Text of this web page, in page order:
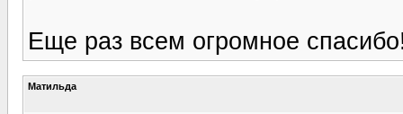
Еще раз всем огромное
Матильда